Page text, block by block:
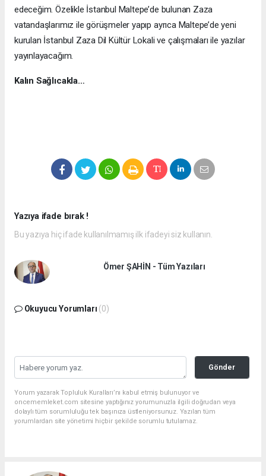
edeceğim. Özelikle İstanbul Maltepe’de bulunan Zaza
vatandaşlarımız ile görüşmeler yapıp ayrıca Maltepe’de yeni
kurulan İstanbul Zaza Dil Kültür Lokali ve çalışmaları ile yazılar
yayınlayacağım.
Kalın Sağlıcakla…
Yazıya ifade bırak !
Bu yazıya hiç ifade kullanılmamış ilk ifadeyi siz kullanın.
Ömer ŞAHİN - Tüm Yazıları
Okuyucu Yorumları (0)
Gönder
Yorum yazarak Topluluk Kuralları’nı kabul etmiş bulunuyor ve
oncememleket.com sitesine yaptığınız yorumunuzla ilgili doğrudan veya
dolaylı tüm sorumluluğu tek başınıza üstleniyorsunuz. Yazılan tüm
yorumlardan site yönetimi hiçbir şekilde sorumlu tutulamaz.